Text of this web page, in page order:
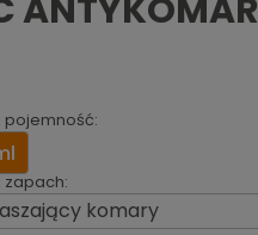
ANTYKOMAR
pojemność:
zapach:
komary